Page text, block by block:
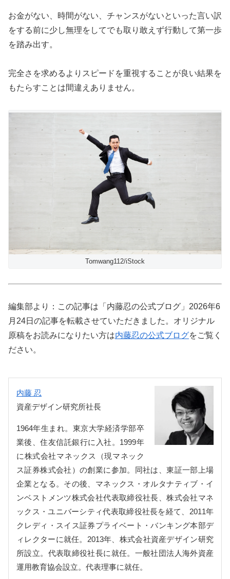
お金がない、時間がない、チャンスがないといった言い訳
をする前に少し無理をしてでも取り敢えず行動して第一歩
を踏み出す。
完全さを求めるよりスピードを重視することが良い結果を
もたらすことは間違えありません。
Tomwang112/iStock
編集部より：この記事は「内藤忍の公式ブログ」2026年6
月24日の記事を転載させていただきました。オリジナル
原稿をお読みになりたい方は内藤忍の公式ブログをご覧く
ださい。
内藤 忍
資産デザイン研究所社長
1964年生まれ。東京大学経済学部卒
業後、住友信託銀行に入社。1999年
に株式会社マネックス（現マネック
ス証券株式会社）の創業に参加。同社は、東証一部上場
企業となる。その後、マネックス・オルタナティブ・イ
ンベストメンツ株式会社代表取締役社長、株式会社マネ
ックス・ユニバーシティ代表取締役社長を経て、2011年
クレディ・スイス証券プライベート・バンキング本部デ
ィレクターに就任。2013年、株式会社資産デザイン研究
所設立。代表取締役社長に就任。一般社団法人海外資産
運用教育協会設立。代表理事に就任。